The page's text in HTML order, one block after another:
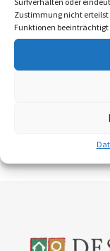
Zustimmung nicht
Funktionen beeinträchtigt
Entfernung oder
nach den
Eine
Zeitpunkt der
möglich. Bei
entfernen.Digitale